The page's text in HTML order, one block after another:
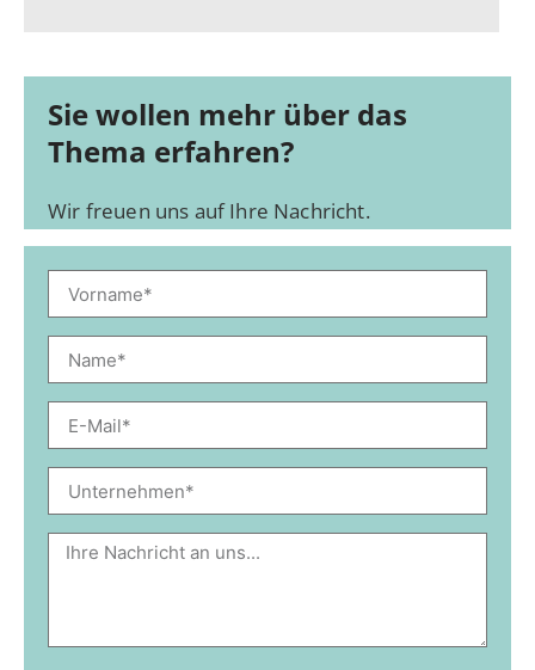
Sie wollen mehr über das
Thema erfahren?
Wir freuen uns auf Ihre Nachricht.